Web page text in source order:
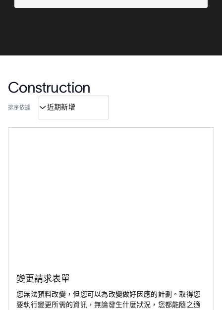
Construction
排序依據
變更請求表單
您無法預料改變，但您可以為改變做好因應的計劃。取得您
要執行變更所需的資訊，無論發生什麼狀況，您都能隨之適